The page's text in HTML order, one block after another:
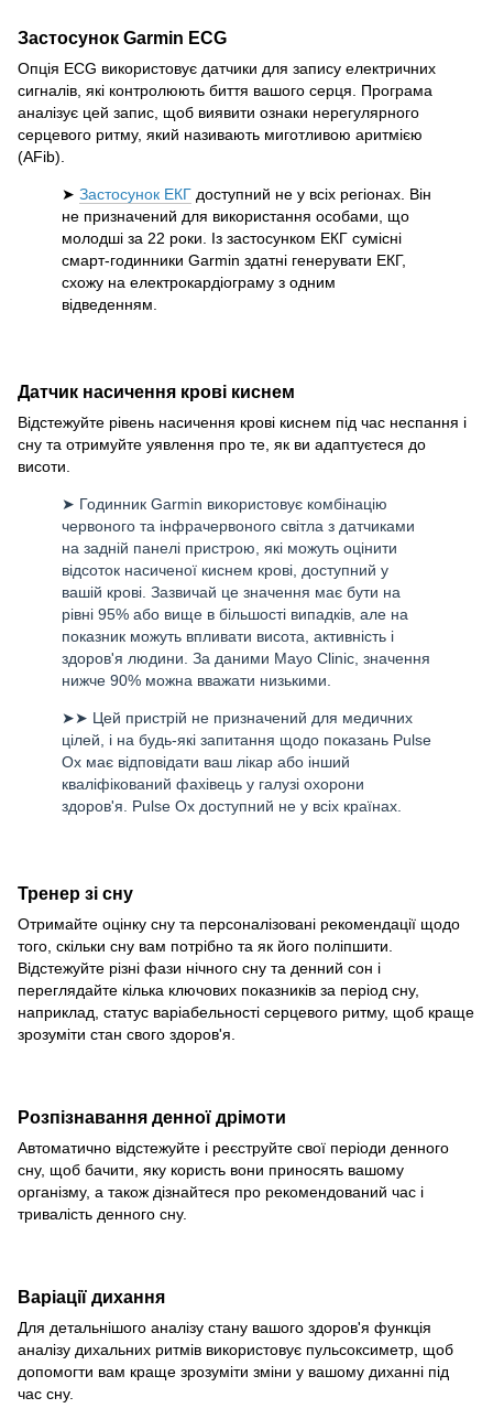
Застосунок Garmin ECG
Опція ECG використовує датчики для запису електричних
сигналів, які контролюють биття вашого серця. Програма
аналізує цей запис, щоб виявити ознаки нерегулярного
серцевого ритму, який називають миготливою аритмією
(AFib).
➤ Застосунок ЕКГ доступний не у всіх регіонах. Він
не призначений для використання особами, що
молодші за 22 роки. Із застосунком ЕКГ сумісні
смарт-годинники Garmin здатні генерувати ЕКГ,
схожу на електрокардіограму з одним
відведенням.
Датчик насичення крові киснем
Відстежуйте рівень насичення крові киснем під час неспання і
сну та отримуйте уявлення про те, як ви адаптуєтеся до
висоти.
➤ Годинник Garmin використовує комбінацію
червоного та інфрачервоного світла з датчиками
на задній панелі пристрою, які можуть оцінити
відсоток насиченої киснем крові, доступний у
вашій крові. Зазвичай це значення має бути на
рівні 95% або вище в більшості випадків, але на
показник можуть впливати висота, активність і
здоров'я людини. За даними Mayo Clinic, значення
нижче 90% можна вважати низькими.
➤➤ Цей пристрій не призначений для медичних
цілей, і на будь-які запитання щодо показань Pulse
Ox має відповідати ваш лікар або інший
кваліфікований фахівець у галузі охорони
здоров'я. Pulse Ox доступний не у всіх країнах.
Тренер зі сну
Отримайте оцінку сну та персоналізовані рекомендації щодо
того, скільки сну вам потрібно та як його поліпшити.
Відстежуйте різні фази нічного сну та денний сон і
переглядайте кілька ключових показників за період сну,
наприклад, статус варіабельності серцевого ритму, щоб краще
зрозуміти стан свого здоров'я.
Розпізнавання денної дрімоти
Автоматично відстежуйте і реєструйте свої періоди денного
сну, щоб бачити, яку користь вони приносять вашому
організму, а також дізнайтеся про рекомендований час і
тривалість денного сну.
Варіації дихання
Для детальнішого аналізу стану вашого здоров'я функція
аналізу дихальних ритмів використовує пульсоксиметр, щоб
допомогти вам краще зрозуміти зміни у вашому диханні під
час сну.